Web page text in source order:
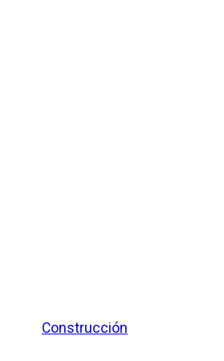
Construcción